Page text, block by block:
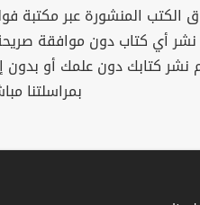
الكتب المنشورة عبر مكتبة
نشر أي كتاب دون موافقة
نشر كتابك دون علمك أو بدون
بمراسلتنا